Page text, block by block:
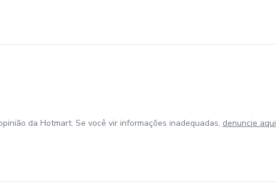
da Hotmart. Se você vir informações inadequadas, denuncie aqui